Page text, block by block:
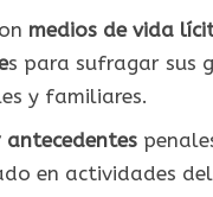
medios de vida
s para sufragar sus
y familiares.
antecedentes
en actividades